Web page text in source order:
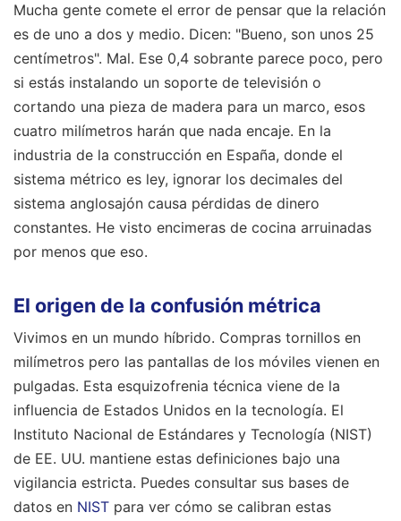
Mucha gente comete el error de pensar que la relación
es de uno a dos y medio. Dicen: "Bueno, son unos 25
centímetros". Mal. Ese 0,4 sobrante parece poco, pero
si estás instalando un soporte de televisión o
cortando una pieza de madera para un marco, esos
cuatro milímetros harán que nada encaje. En la
industria de la construcción en España, donde el
sistema métrico es ley, ignorar los decimales del
sistema anglosajón causa pérdidas de dinero
constantes. He visto encimeras de cocina arruinadas
por menos que eso.
El origen de la confusión métrica
Vivimos en un mundo híbrido. Compras tornillos en
milímetros pero las pantallas de los móviles vienen en
pulgadas. Esta esquizofrenia técnica viene de la
influencia de Estados Unidos en la tecnología. El
Instituto Nacional de Estándares y Tecnología (NIST)
de EE. UU. mantiene estas definiciones bajo una
vigilancia estricta. Puedes consultar sus bases de
datos en NIST para ver cómo se calibran estas